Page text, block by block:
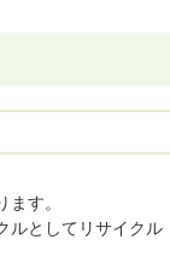
す。
ルとしてリサイクル